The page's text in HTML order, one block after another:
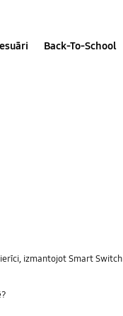
Back-To-School
izmantojot Smart Switch